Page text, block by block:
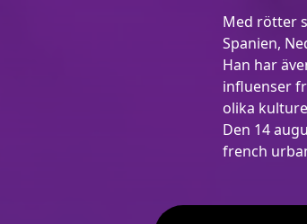
Med rötter
Spanien,
Han har
influenser
olika
Den 14
french